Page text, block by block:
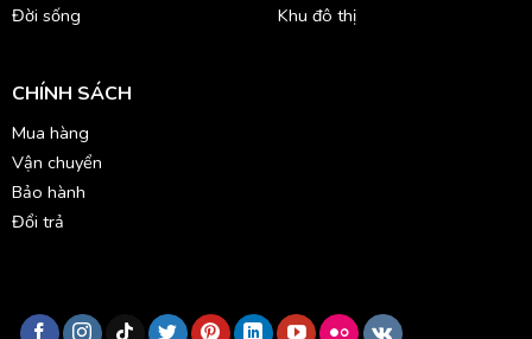
Đời sống
Khu đô thị
CHÍNH SÁCH
Mua hàng
Vận chuyển
Bảo hành
Đổi trả